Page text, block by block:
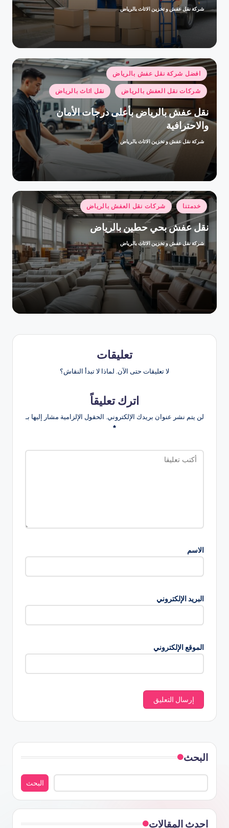
تمّ
بواسطة
شركة نقل عفش و تخزين الاثاث بالرياض
نُشر
في
افضل شركة نقل عفش بالرياض
شركات نقل العفش بالرياض نقل اثاث بالرياض
نقل عفش بالرياض بأعلى درجات الأمان
والاحترافية
تمّ
شركة نقل عفش و تخزين الاثاث بالرياض
نُشر
في
خدمتنا شركات نقل العفش بالرياض
نقل عفش بحي حطين بالرياض
تمّ
النشر
بواسطة
شركة نقل عفش و تخزين الاثاث بالرياض
تعليقات
لا تعليقات حتى الآن. لماذا لا تبدأ النقاش؟
اترك تعليقاً
لن يتم نشر عنوان بريدك الإلكتروني. الحقول الإلزامية مشار إليها بـ
*
الاسم
البريد الإلكتروني
الموقع الإلكتروني
البحث
البحث
احدث المقالات